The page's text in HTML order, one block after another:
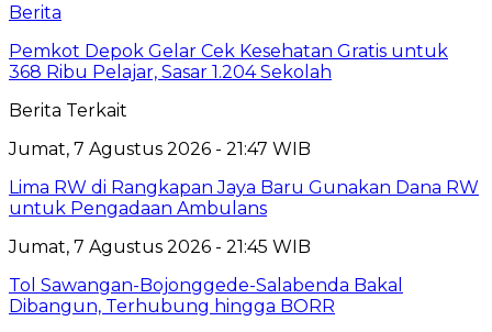
Berita
Pemkot Depok Gelar Cek Kesehatan Gratis untuk
368 Ribu Pelajar, Sasar 1.204 Sekolah
Berita Terkait
Jumat, 7 Agustus 2026 - 21:47 WIB
Lima RW di Rangkapan Jaya Baru Gunakan Dana RW
untuk Pengadaan Ambulans
Jumat, 7 Agustus 2026 - 21:45 WIB
Tol Sawangan-Bojonggede-Salabenda Bakal
Dibangun, Terhubung hingga BORR